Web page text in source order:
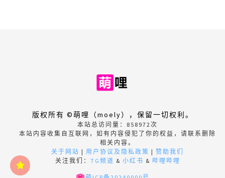
版权所有 ©萌哩（moely），保留一切权利。
本站总访问量： 858972次
本站内容收集自互联网，如有内容侵犯了你的权益，请联系删除
相关内容。
关于网站 | 用户协议及隐私政策 | 赞助我们
关注我们： TG频道 & 小红书 & 哔哩哔哩